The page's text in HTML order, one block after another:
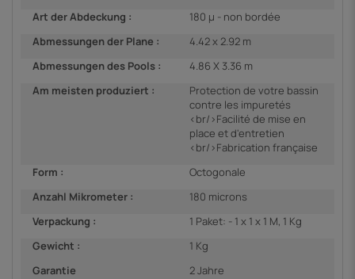
Art der Abdeckung :
180 µ - non bordée
Abmessungen der Plane :
4.42 x 2.92 m
Abmessungen des Pools :
4.86 X 3.36 m
Am meisten produziert :
Protection de votre bassin
contre les impuretés
<br/>Facilité de mise en
place et d'entretien
<br/>Fabrication française
Form :
Octogonale
Anzahl Mikrometer :
180 microns
Verpackung :
1 Paket: - 1 x 1 x 1 M, 1 Kg
Gewicht :
1 Kg
Garantie
2 Jahre